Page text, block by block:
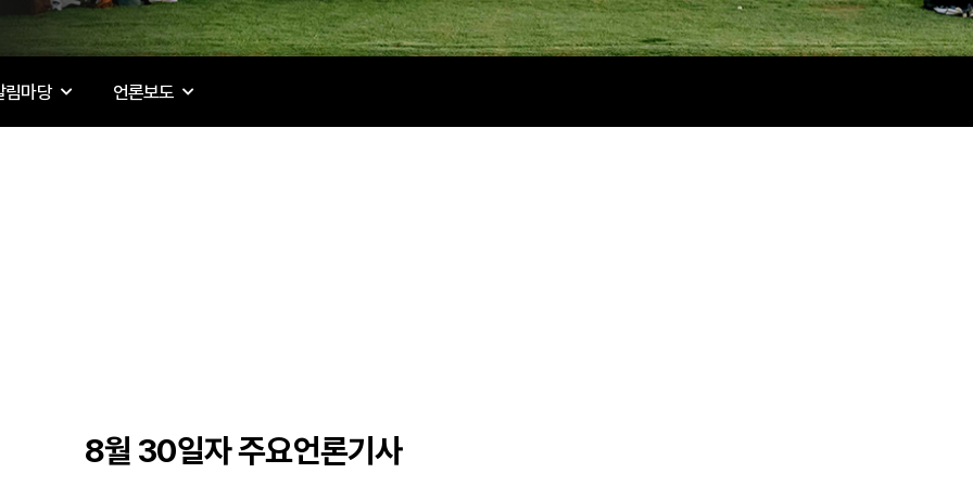
림마당 언론보도
8월 30일자 주요언론기사